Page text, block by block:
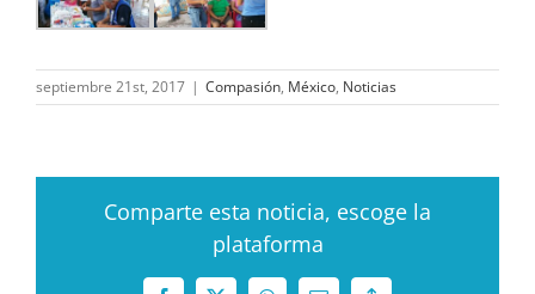
septiembre 21st, 2017 | Compasión, México, Noticias
Comparte esta noticia, escoge la
plataforma